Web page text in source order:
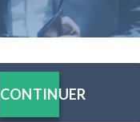
CONTINUER